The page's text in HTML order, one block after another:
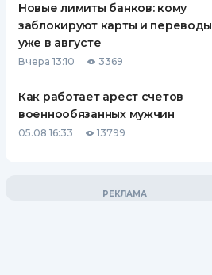
Новые лимиты банков: кому
заблокируют карты и переводы
уже в августе
Вчера 13:10 3369
Как работает арест счетов
военнообязанных мужчин
05.08 16:33 13799